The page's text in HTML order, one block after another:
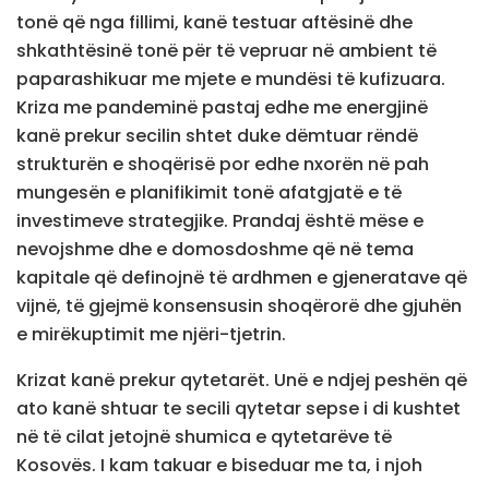
tonë që nga fillimi, kanë testuar aftësinë dhe
shkathtësinë tonë për të vepruar në ambient të
paparashikuar me mjete e mundësi të kufizuara.
Kriza me pandeminë pastaj edhe me energjinë
kanë prekur secilin shtet duke dëmtuar rëndë
strukturën e shoqërisë por edhe nxorën në pah
mungesën e planifikimit tonë afatgjatë e të
investimeve strategjike. Prandaj është mëse e
nevojshme dhe e domosdoshme që në tema
kapitale që definojnë të ardhmen e gjeneratave që
vijnë, të gjejmë konsensusin shoqërorë dhe gjuhën
e mirëkuptimit me njëri-tjetrin.
Krizat kanë prekur qytetarët. Unë e ndjej peshën që
ato kanë shtuar te secili qytetar sepse i di kushtet
në të cilat jetojnë shumica e qytetarëve të
Kosovës. I kam takuar e biseduar me ta, i njoh